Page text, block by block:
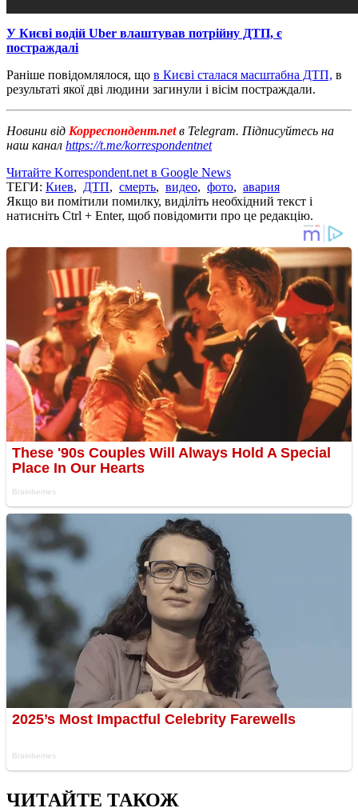
У Києві водій Uber влаштував потрійну ДТП, є
постраждалі
Раніше повідомлялося, що в Києві сталася масштабна ДТП, в
результаті якої дві людини загинули і вісім постраждали.
Новини від Корреспондент.netв Telegram. Підписуйтесь на
наш канал https://t.me/korrespondentnet
Читайте Korrespondent.net в Google News
ТЕГИ: Киев, ДТП, смерть, видео, фото, авария
Якщо ви помітили помилку, виділіть необхідний текст і
натисніть Ctrl + Enter, щоб повідомити про це редакцію.
ЧИТАЙТЕ ТАКОЖ